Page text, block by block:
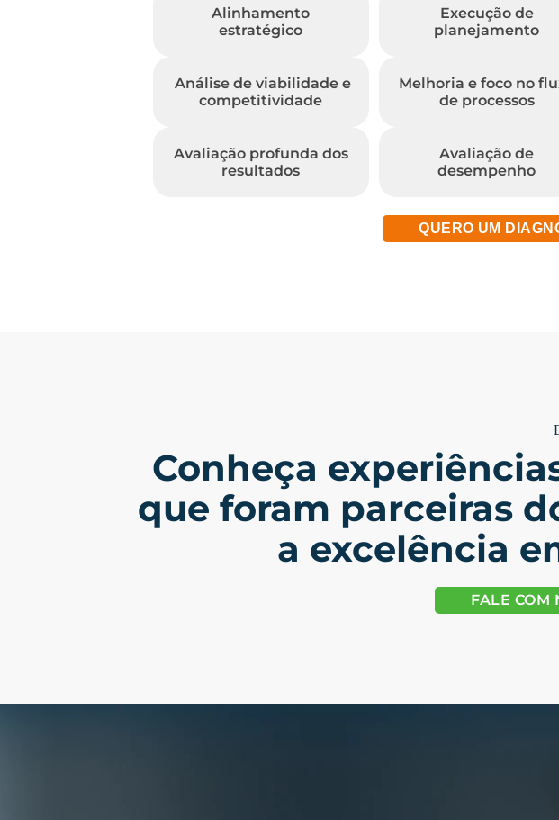
Alinhamento
estratégico
Execução de
planejamento
Análise de viabilidade e
competitividade
Melhoria e foco no
de processos
Avaliação profunda dos
resultados
Avaliação de
desempenho
QUERO UM
Conheça
que foram parceiras
a excelência
FALE COM